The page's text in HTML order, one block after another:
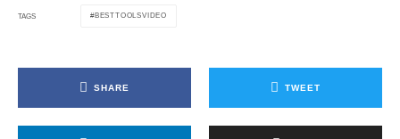
TAGS BESTTOOLSVIDEO
SHARE TWEET